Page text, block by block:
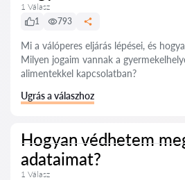
1 Válasz
1
793
Mi a válóperes eljárás lépései, és
Milyen jogaim vannak a
alimentekkel kapcsolatban?
Ugrás a válaszhoz
Hogyan védhetem
adataimat?
1 Válasz